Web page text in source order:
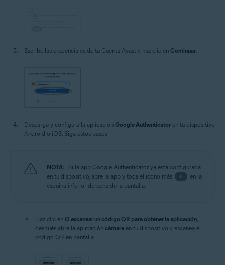
Escribe las credenciales de tu Cuenta Avast y haz clic en Continuar
Descarga y configura la aplicación Google Authenticator en tu dispositivo
Android o iOS. Siga estos pasos:
NOTA:
Si la app Google Authenticator ya está configurada
en tu dispositivo, abre la app y toca el icono más
+
en la
esquina inferior derecha de la pantalla.
Haz clic en O escanear un código QR para obtener la aplicación,
después abre la aplicación cámara en tu dispositivo y escanea el
código QR en pantalla.